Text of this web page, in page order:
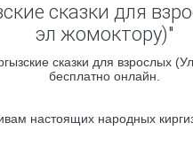
сказки для
эл жомоктору)"
сказки для взрослых
бесплатно онлайн.
настоящих народных